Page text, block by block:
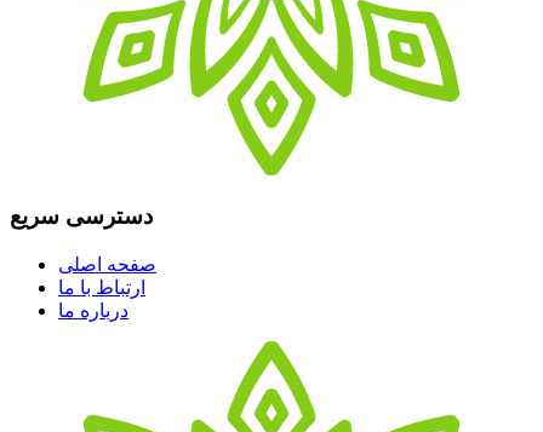
دسترسی سریع
صفحه اصلی
ارتباط با ما
درباره ما